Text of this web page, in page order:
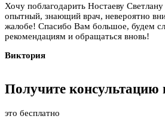
Хочу поблагодарить Ностаеву
опытный, знающий врач, невероятно
жалобе! Спасибо Вам большое, будем
рекомендациям и обращаться вновь!
Виктория
Получите консультацию
это бесплатно